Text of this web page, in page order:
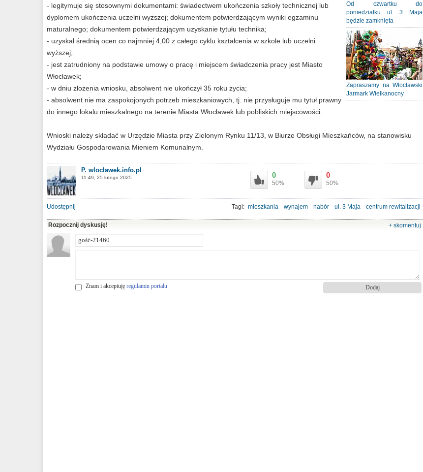
Od czwartku do
poniedziałku ul. 3 Maja
będzie zamknięta
Zapraszamy na Włocławski
Jarmark Wielkanocny
- legitymuje się stosownymi dokumentami: świadectwem ukończenia szkoły technicznej lub
dyplomem ukończenia uczelni wyższej; dokumentem potwierdzającym wyniki egzaminu
maturalnego; dokumentem potwierdzającym uzyskanie tytułu technika;
- uzyskał średnią ocen co najmniej 4,00 z całego cyklu kształcenia w szkole lub uczelni
wyższej;
- jest zatrudniony na podstawie umowy o pracę i miejscem świadczenia pracy jest Miasto
Włocławek;
- w dniu złożenia wniosku, absolwent nie ukończył 35 roku życia;
- absolwent nie ma zaspokojonych potrzeb mieszkaniowych, tj. nie przysługuje mu tytuł prawny
do innego lokalu mieszkalnego na terenie Miasta Włocławek lub pobliskich miejscowości.
Wnioski należy składać w Urzędzie Miasta przy Zielonym Rynku 11/13, w Biurze Obsługi Mieszkańców, na stanowisku
Wydziału Gospodarowania Mieniem Komunalnym.
P. wloclawek.info.pl
11:49, 25 lutego 2025 0
50%
0
50%
Udostępnij Tagi: mieszkania wynajem nabór ul. 3 Maja centrum rewitalizacji
Rozpocznij dyskusję! + skomentuj
Znam i akceptuję regulamin portalu